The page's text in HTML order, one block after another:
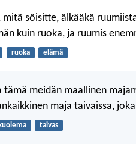
söisitte, älkääkä
kuin ruoka, ja ruumis
ruoka elämä
tämä meidän maallinen
maja taivaissa,
kuolema taivas